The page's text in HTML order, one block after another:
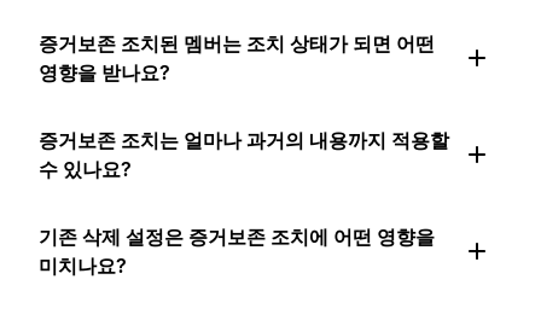
증거보존 조치된 멤버는 조치 상태가 되면 어떤
영향을 받나요?
증거보존 조치는 얼마나 과거의 내용까지 적용할
수 있나요?
기존 삭제 설정은 증거보존 조치에 어떤 영향을
미치나요?